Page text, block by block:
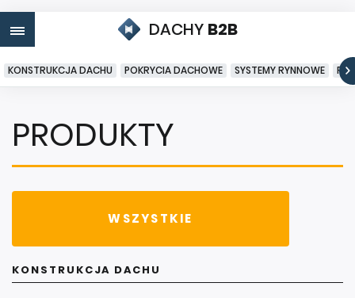
DACHY B2B
KONSTRUKCJA DACHU POKRYCIA DACHOWE SYSTEMY RYNNOWE
PRODUKTY
WSZYSTKIE
KONSTRUKCJA DACHU